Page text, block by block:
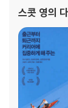
제5장. 난이도
작가는 왜 글쓰
바른 연습 주기
는 3가지 전략/
제6장. 마음은
치영닷컴
스콧 영의